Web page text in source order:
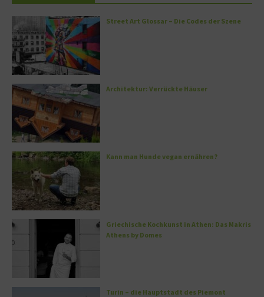
Street Art Glossar – Die Codes der Szene
Architektur: Verrückte Häuser
Kann man Hunde vegan ernähren?
Griechische Kochkunst in Athen: Das Makris
Athens by Domes
Turin – die Hauptstadt des Piemont